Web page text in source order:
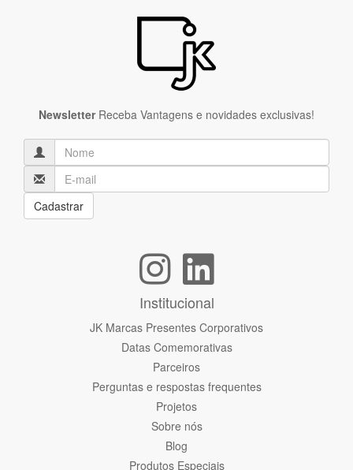
NewsletterReceba Vantagens e novidades exclusivas!
Cadastrar
Institucional
JK Marcas Presentes Corporativos
Datas Comemorativas
Parceiros
Perguntas e respostas frequentes
Projetos
Sobre nós
Blog
Produtos Especiais